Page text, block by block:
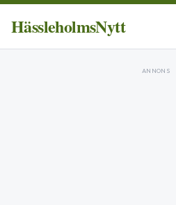
HässleholmsNytt
ANNONS